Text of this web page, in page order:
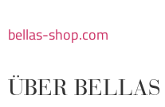
bellas-shop.com
ÜBER BELLAS